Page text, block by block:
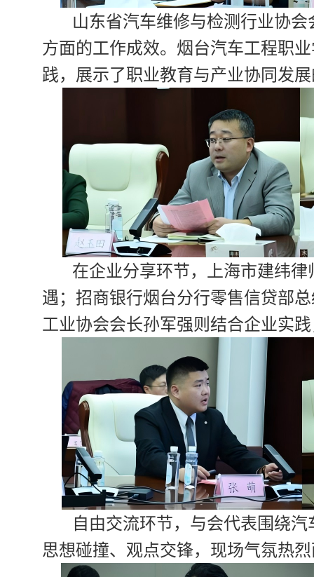
山东省汽车维修与检测行业协会
方面的工作成效。烟台汽车工程职
践，展示了职业教育与产业协同发
在企业分享环节，上海市建纬
遇；招商银行烟台分行零售信贷部
工业协会会长孙军强则结合企业实
自由交流环节，与会代表围绕
思想碰撞、观点交锋，现场气氛热